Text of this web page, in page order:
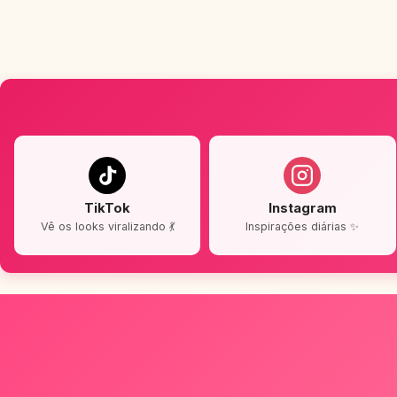
TikTok
Vê os looks viralizando 💃
Instagram
Inspirações diárias ✨